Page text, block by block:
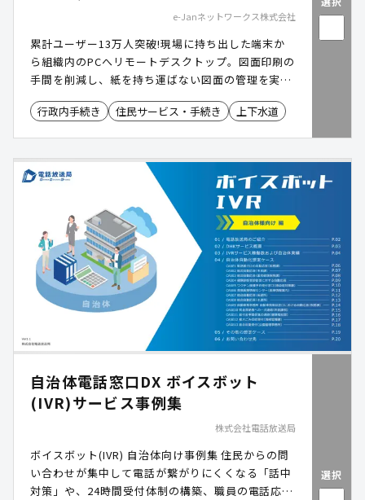
e-Janネットワークス株式会社
累計ユーザー13万人突破!現場に持ち出した端末か
ら組織内のPCへリモートデスクトップ。図面印刷の
手間を削減し、紙を持ち運ばない図面の管理を実現
します。​ ​
行政内手続き
住民サービス・手続き 上下水道
自治体電話窓口DX ボイスボット
(IVR)サービス事例集
株式会社電話放送局
ボイスボット(IVR) 自治体向け事例集 住民からの問
い合わせが集中して電話が繋がりにくくなる「話中
対策」や、24時間受付体制の構築、職員の電話応対
選択